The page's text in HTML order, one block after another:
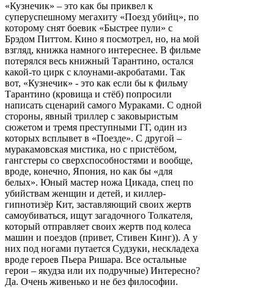
«Кузнечик» – это как бы приквел к
суперуспешному мегахиту «Поезд убийц», по
которому снят боевик «Быстрее пули» с
Брэдом Питтом. Кино я посмотрел, но, на мой
взгляд, книжка намного интереснее. В фильме
потерялся весь книжный Тарантино, остался
какой-то цирк с клоунами-акробатами. Так
вот, «Кузнечик» - это как если бы к фильму
Тарантино (кровища и стёб) попросили
написать сценарий самого Мураками. С одной
стороны, явный триллер с заковыристым
сюжетом и тремя преступными ГГ, один из
которых всплывет в «Поезде». С другой –
муракамовская мистика, но с пристёбом,
гангстеры со сверхспособностями и вообще,
вроде, конечно, Япония, но как бы «для
белых». Юный мастер ножа Цикада, спец по
убийствам женщин и детей, и киллер-
гипнотизёр Кит, заставляющий своих жертв
самоубиваться, ищут загадочного Толкателя,
который отправляет своих жертв под колеса
машин и поездов (привет, Стивен Кинг)). А у
них под ногами путается Судзуки, нескладеха
вроде героев Пьера Ришара. Все остальные
герои – якудза или их подручные) Интересно?
Да. Очень живенько и не без философии.